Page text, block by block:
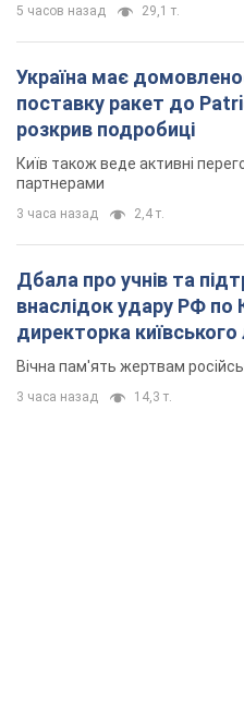
5 часов назад 29,1 т.
Україна має
поставку ракет до
розкрив подробиці
Київ також веде активні
партнерами
3 часа назад 2,4 т.
Дбала про учнів та
внаслідок удару РФ по
директорка київського
Вічна пам'ять жертвам
3 часа назад 14,3 т.